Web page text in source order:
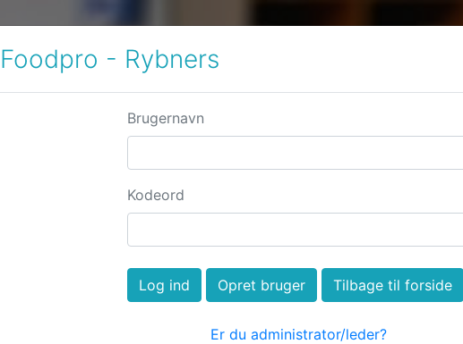
Foodpro - Rybners
Brugernavn
Kodeord
Log ind Opret bruger Tilbage til forside
Er du administrator/leder?